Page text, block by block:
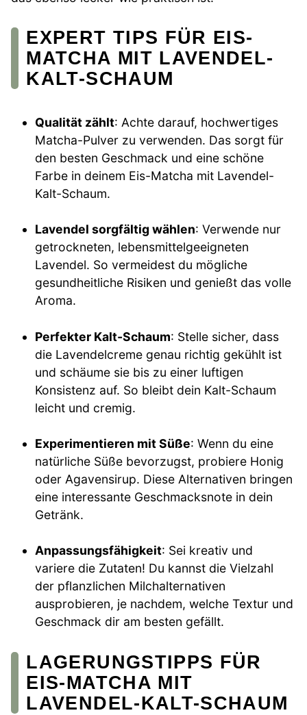
EXPERT TIPS FÜR EIS-
MATCHA MIT LAVENDEL-
KALT-SCHAUM
Qualität zählt: Achte darauf, hochwertiges
Matcha-Pulver zu verwenden. Das sorgt für
den besten Geschmack und eine schöne
Farbe in deinem Eis-Matcha mit Lavendel-
Kalt-Schaum.
Lavendel sorgfältig wählen: Verwende nur
getrockneten, lebensmittelgeeigneten
Lavendel. So vermeidest du mögliche
gesundheitliche Risiken und genießt das volle
Aroma.
Perfekter Kalt-Schaum: Stelle sicher, dass
die Lavendelcreme genau richtig gekühlt ist
und schäume sie bis zu einer luftigen
Konsistenz auf. So bleibt dein Kalt-Schaum
leicht und cremig.
Experimentieren mit Süße: Wenn du eine
natürliche Süße bevorzugst, probiere Honig
oder Agavensirup. Diese Alternativen bringen
eine interessante Geschmacksnote in dein
Getränk.
Anpassungsfähigkeit: Sei kreativ und
variere die Zutaten! Du kannst die Vielzahl
der pflanzlichen Milchalternativen
ausprobieren, je nachdem, welche Textur und
Geschmack dir am besten gefällt.
LAGERUNGSTIPPS FÜR
EIS-MATCHA MIT
LAVENDEL-KALT-SCHAUM